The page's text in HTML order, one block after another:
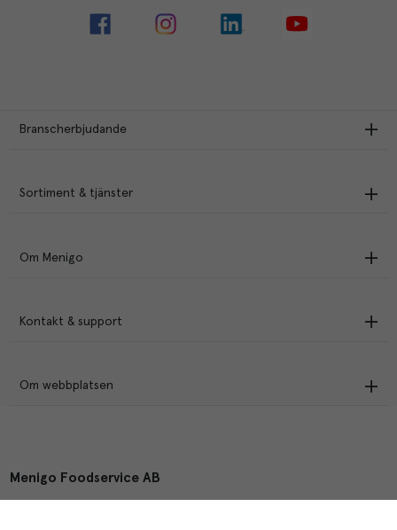
Branscherbjudande
Sortiment & tjänster
Om Menigo
Kontakt & support
Om webbplatsen
Menigo Foodservice AB